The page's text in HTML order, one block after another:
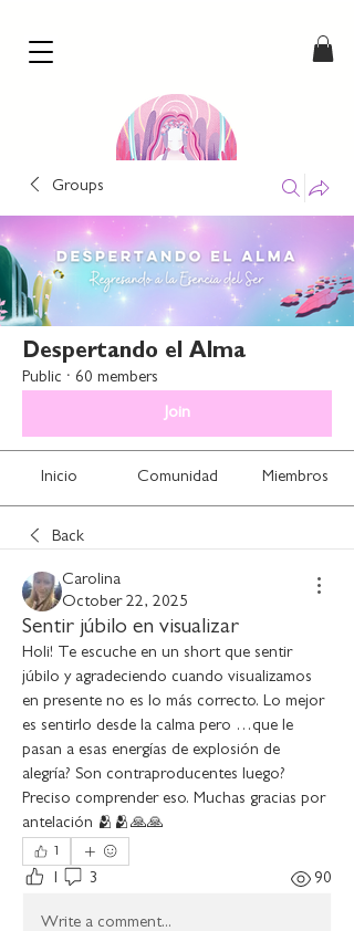
Our Cosmic Hearts
by Paulie Dahl
Groups
Despertando el Alma
Public · 60 members
Join
Inicio Comunidad Miembros
Back
Carolina
October 22, 2025
Sentir júbilo en visualizar
Holi! Te escuche en un short que sentir
júbilo y agradeciendo cuando visualizamos
en presente no es lo más correcto. Lo mejor
es sentirlo desde la calma pero …que le
pasan a esas energías de explosión de
alegría? Son contraproducentes luego?
Preciso comprender eso. Muchas gracias por
antelación 🫂🫂🙏🙏
1
1 3 90
Write a comment...